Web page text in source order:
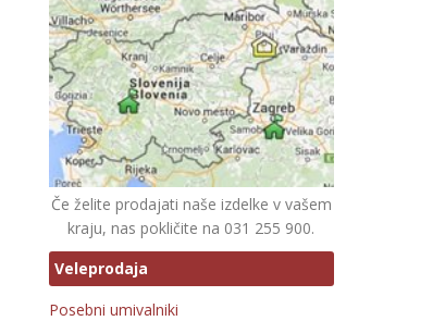
Če želite prodajati naše izdelke v vašem
kraju, nas pokličite na 031 255 900.
Veleprodaja
Posebni umivalniki